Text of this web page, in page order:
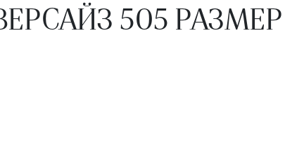
505 РАЗМЕР